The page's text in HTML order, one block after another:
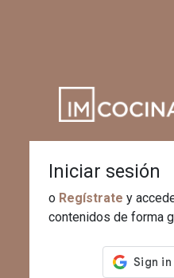
Iniciar sesión
o Regístrate y
contenidos de forma